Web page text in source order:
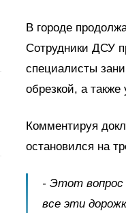
В городе
Сотрудники ДСУ
специалисты
обрезкой, а
Комментируя
остановился на
- Этот
все эти